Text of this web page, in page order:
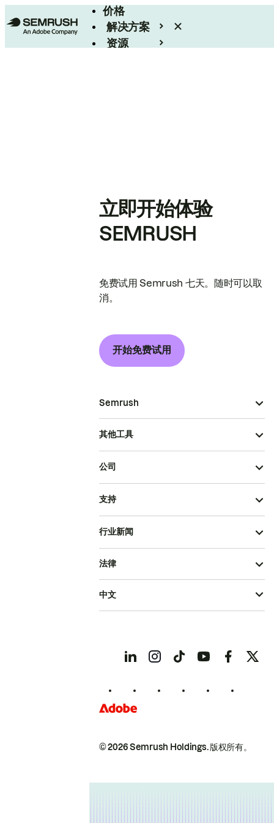
价格
解决方案
资源
立即开始体验
SEMRUSH
免费试用 Semrush 七天。随时可以取
消。
开始免费试用
Semrush
其他工具
公司
支持
行业新闻
© 2026 Semrush Holdings.版权所有。
法律
中文